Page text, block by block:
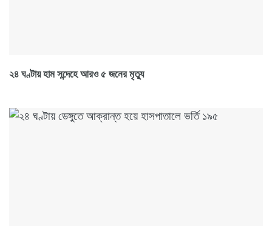
২৪ ঘণ্টায় হাম সন্দেহে আরও ৫ জনের মৃত্যু